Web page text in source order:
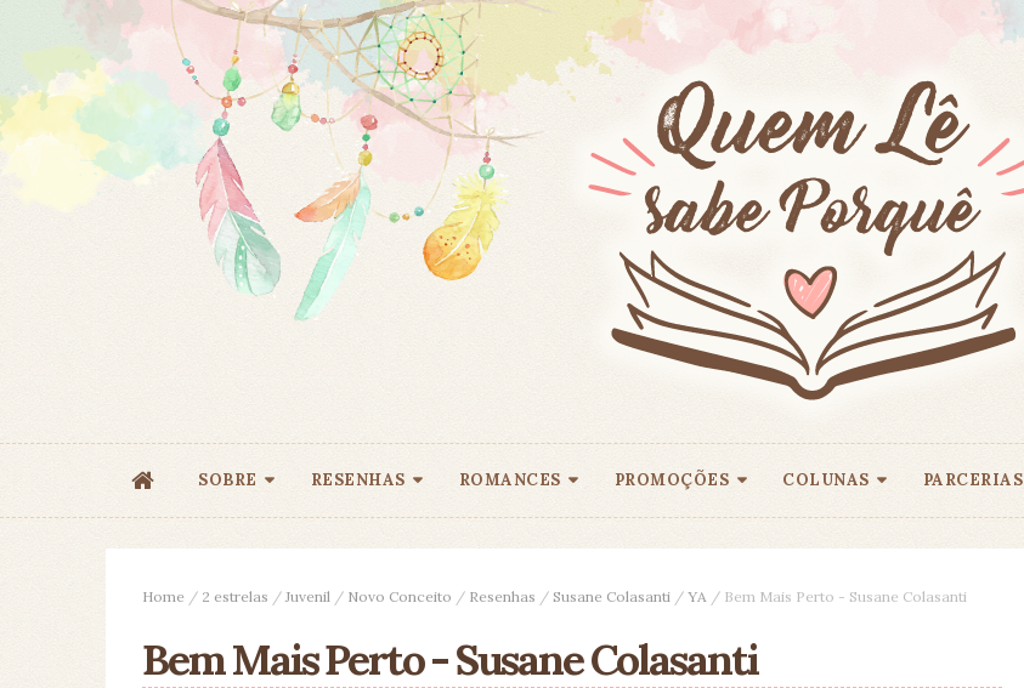
SOBRE RESENHAS ROMANCES PROMOÇÕES COLUNAS PARCERIAS
Home / 2 estrelas / Juvenil / Novo Conceito / Resenhas / Susane Colasanti / YA / Bem Mais Perto - Susane Colasanti
Bem Mais Perto - Susane Colasanti